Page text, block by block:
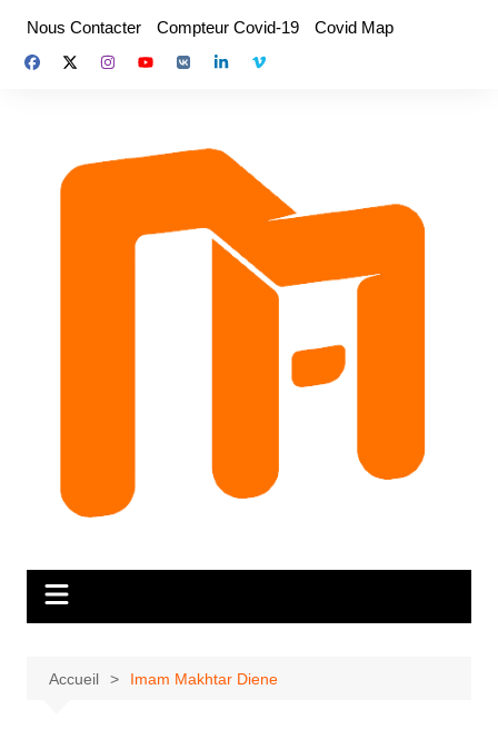
contenu
Nous Contacter Compteur Covid-19 Covid Map
Accueil Imam Makhtar Diene